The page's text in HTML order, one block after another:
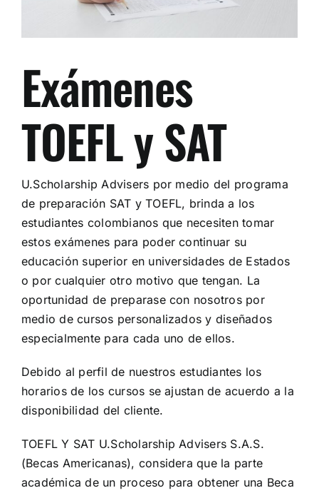
Exámenes
TOEFL y SAT
U.Scholarship Advisers por medio del programa
de preparación SAT y TOEFL, brinda a los
estudiantes colombianos que necesiten tomar
estos exámenes para poder continuar su
educación superior en universidades de Estados
o por cualquier otro motivo que tengan. La
oportunidad de preparase con nosotros por
medio de cursos personalizados y diseñados
especialmente para cada uno de ellos.
Debido al perfil de nuestros estudiantes los
horarios de los cursos se ajustan de acuerdo a la
disponibilidad del cliente.
TOEFL Y SAT U.Scholarship Advisers S.A.S.
(Becas Americanas), considera que la parte
académica de un proceso para obtener una Beca